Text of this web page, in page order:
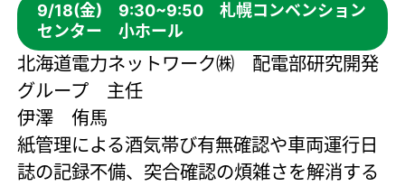
9/18(金) 9:30~9:50 札幌コンベンション
センター 小ホール
北海道電力ネットワーク㈱ 配電部研究開発
グループ 主任
伊澤 侑馬
紙管理による酒気帯び有無確認や車両運行日
誌の記録不備、突合確認の煩雑さを解消する